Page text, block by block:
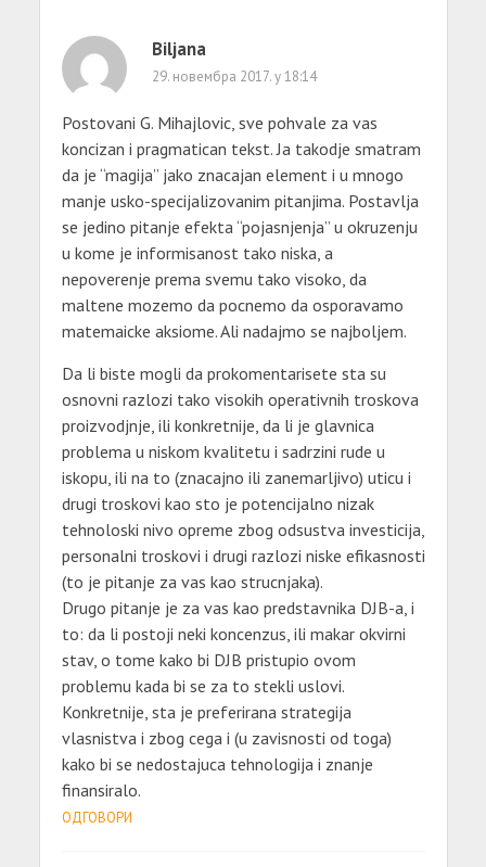
Biljana
29. новембра 2017. у 18:14
Postovani G. Mihajlovic, sve pohvale za vas
koncizan i pragmatican tekst. Ja takodje smatram
da je “magija” jako znacajan element i u mnogo
manje usko-specijalizovanim pitanjima. Postavlja
se jedino pitanje efekta “pojasnjenja” u okruzenju
u kome je informisanost tako niska, a
nepoverenje prema svemu tako visoko, da
maltene mozemo da pocnemo da osporavamo
matemaicke aksiome. Ali nadajmo se najboljem.
Da li biste mogli da prokomentarisete sta su
osnovni razlozi tako visokih operativnih troskova
proizvodjnje, ili konkretnije, da li je glavnica
problema u niskom kvalitetu i sadrzini rude u
iskopu, ili na to (znacajno ili zanemarljivo) uticu i
drugi troskovi kao sto je potencijalno nizak
tehnoloski nivo opreme zbog odsustva investicija,
personalni troskovi i drugi razlozi niske efikasnosti
(to je pitanje za vas kao strucnjaka).
Drugo pitanje je za vas kao predstavnika DJB-a, i
to: da li postoji neki koncenzus, ili makar okvirni
stav, o tome kako bi DJB pristupio ovom
problemu kada bi se za to stekli uslovi.
Konkretnije, sta je preferirana strategija
vlasnistva i zbog cega i (u zavisnosti od toga)
kako bi se nedostajuca tehnologija i znanje
finansiralo.
ОДГОВОРИ